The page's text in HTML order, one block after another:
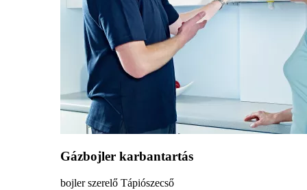
Gázbojler karbantartás
bojler szerelő Tápiószecső